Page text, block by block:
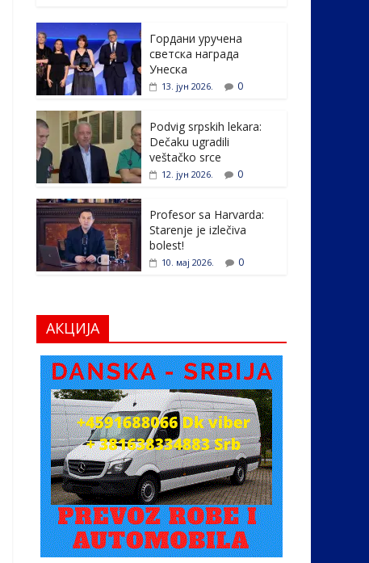
e
b
o
o
k
itt
er e
dI
n
e
Гордани уручена
светска награда
Унеска
13. јун 2026. 0
Podvig srpskih lekara:
Dečaku ugradili
veštačko srce
12. јун 2026. 0
Profesor sa Harvarda:
Starenje je izlečiva
bolest!
10. мај 2026. 0
АКЦИЈА